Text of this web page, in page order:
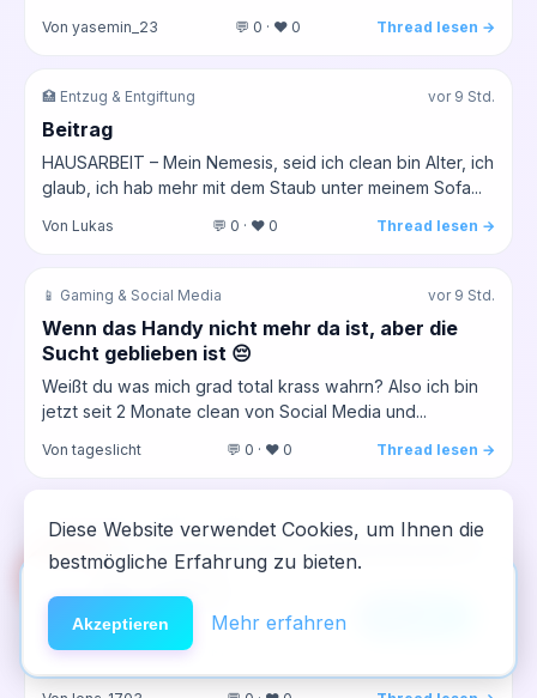
Von yasemin_23 💬 0 · ❤️ 0 Thread lesen →
🏥 Entzug & Entgiftung vor 9 Std.
Beitrag
HAUSARBEIT – Mein Nemesis, seid ich clean bin Alter, ich
glaub, ich hab mehr mit dem Staub unter meinem Sofa...
Von Lukas 💬 0 · ❤️ 0 Thread lesen →
📱 Gaming & Social Media vor 9 Std.
Wenn das Handy nicht mehr da ist, aber die
Sucht geblieben ist 😔
Weißt du was mich grad total krass wahrn? Also ich bin
jetzt seit 2 Monate clean von Social Media und...
Von tageslicht 💬 0 · ❤️ 0 Thread lesen →
🌀 Dissoziativa (DXM, Lachgas, PCP) vor 9 Std.
DXM-Trip und danach das ständige Flackern –
was geht mir da durch den Kopf
Also ich hab neulich nach der Party, wo ich wieder zu
viel getrunken hab, aus ’ner Flasche DXM geschlürft,
🆘Hilfe
NeelixberliN auf dem Homescreen —
wie eine echte App.
Diese Website verwendet Cookies, um Ihnen die
bestmögliche Erfahrung zu bieten.
Akzeptieren Mehr erfahren